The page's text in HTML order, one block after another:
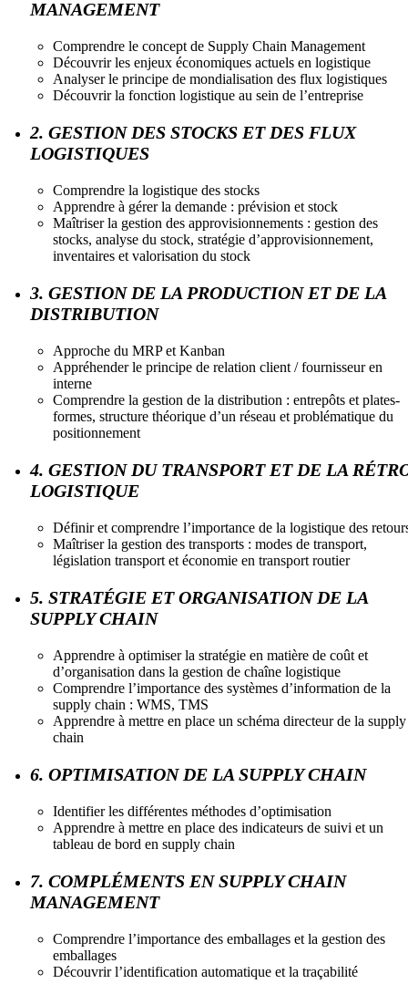
MANAGEMENT
Comprendre le concept de Supply Chain Management
Découvrir les enjeux économiques actuels en logistique
Analyser le principe de mondialisation des flux logistiques
Découvrir la fonction logistique au sein de l’entreprise
2. GESTION DES STOCKS ET DES FLUX
LOGISTIQUES
Comprendre la logistique des stocks
Apprendre à gérer la demande : prévision et stock
Maîtriser la gestion des approvisionnements : gestion des
stocks, analyse du stock, stratégie d’approvisionnement,
inventaires et valorisation du stock
3. GESTION DE LA PRODUCTION ET DE LA
DISTRIBUTION
Approche du MRP et Kanban
Appréhender le principe de relation client / fournisseur en
interne
Comprendre la gestion de la distribution : entrepôts et plates-
formes, structure théorique d’un réseau et problématique du
positionnement
4. GESTION DU TRANSPORT ET DE LA
LOGISTIQUE
Définir et comprendre l’importance de la logistique des
Maîtriser la gestion des transports : modes de transport,
législation transport et économie en transport routier
5. STRATÉGIE ET ORGANISATION DE LA
SUPPLY CHAIN
Apprendre à optimiser la stratégie en matière de coût et
d’organisation dans la gestion de chaîne logistique
Comprendre l’importance des systèmes d’information de la
supply chain : WMS, TMS
Apprendre à mettre en place un schéma directeur de la supply
chain
6. OPTIMISATION DE LA SUPPLY CHAIN
Identifier les différentes méthodes d’optimisation
Apprendre à mettre en place des indicateurs de suivi et un
tableau de bord en supply chain
7. COMPLÉMENTS EN SUPPLY CHAIN
MANAGEMENT
Comprendre l’importance des emballages et la gestion des
emballages
Découvrir l’identification automatique et la traçabilité